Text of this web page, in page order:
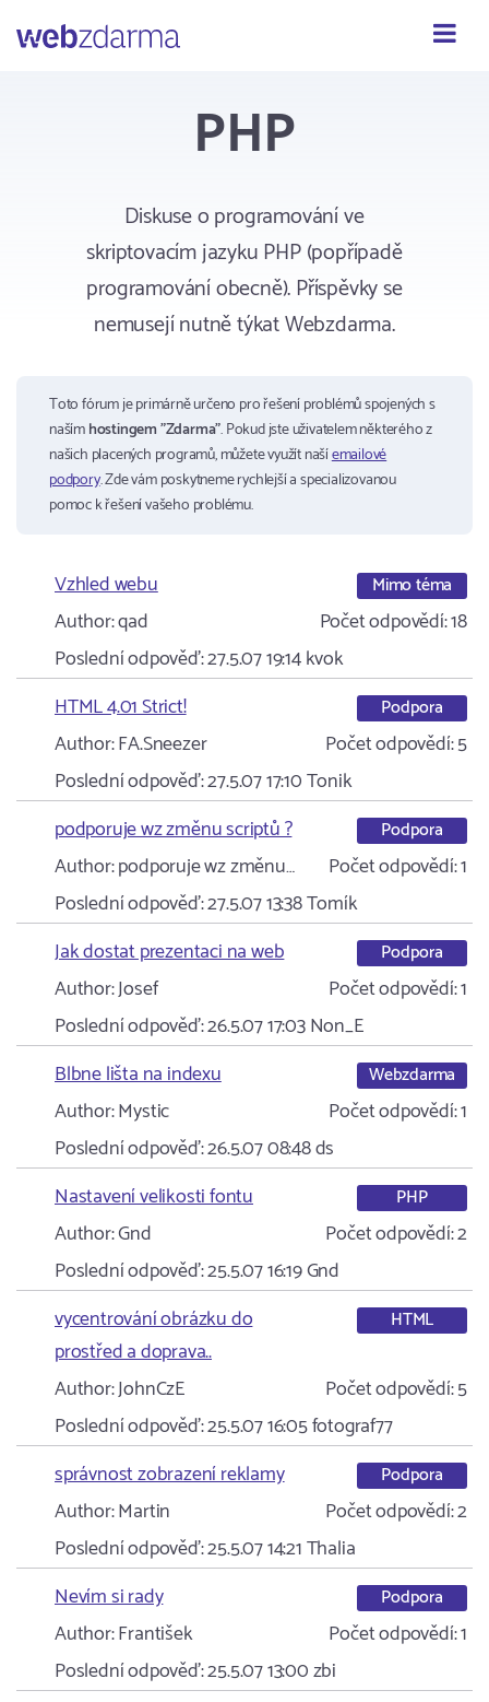
PHP
Diskuse o programování ve
skriptovacím jazyku PHP (popřípadě
programování obecně). Příspěvky se
nemusejí nutně týkat Webzdarma.
Toto fórum je primárně určeno pro řešení problémů spojených s
našímhostingem "Zdarma". Pokud jste uživatelem některého z
našich placených programů, můžete využít našíemailové
podpory. Zde vám poskytneme rychlejší a specializovanou
pomoc k řešení vašeho problému.
Vzhled webu Mimo téma
Author:qad Počet odpovědí:18
Poslední odpověď:27.5.07 19:14kvok
HTML 4.01 Strict!
Podpora
Author:FA.Sneezer Počet odpovědí:5
Poslední odpověď:27.5.07 17:10Tonik
podporuje wz změnu scriptů ?
Podpora
Author:podporuje wz změnu… Počet odpovědí:1
Poslední odpověď:27.5.07 13:38Tomík
Jak dostat prezentaci na web
Podpora
Author:Josef Počet odpovědí:1
Poslední odpověď:26.5.07 17:03Non_E
Blbne lišta na indexu
Webzdarma
Author:Mystic Počet odpovědí:1
Poslední odpověď:26.5.07 08:48ds
Nastavení velikosti fontu
PHP
Author:Gnd Počet odpovědí:2
Poslední odpověď:25.5.07 16:19Gnd
vycentrování obrázku do
prostřed a doprava..
HTML
Author:JohnCzE Počet odpovědí:5
Poslední odpověď:25.5.07 16:05fotograf77
správnost zobrazení reklamy
Podpora
Author:Martin Počet odpovědí:2
Poslední odpověď:25.5.07 14:21Thalia
Nevím si rady
Podpora
Author:František Počet odpovědí:1
Poslední odpověď:25.5.07 13:00zbi